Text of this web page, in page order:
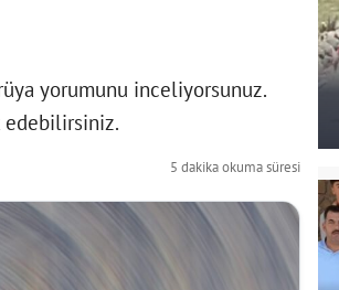
yorumunu inceliyorsunuz.
edebilirsiniz.
5 dakika okuma süresi